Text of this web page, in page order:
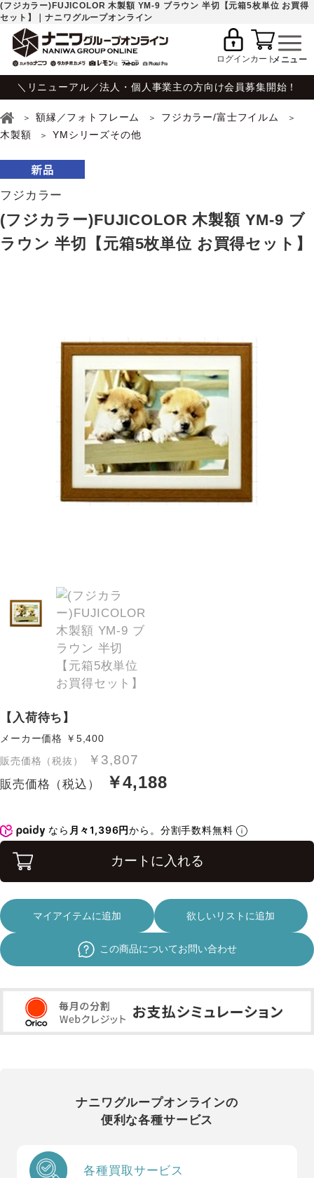
(フジカラー)FUJICOLOR 木製額 YM-9 ブラウン 半切【元箱5枚単位 お買得
セット】｜ナニワグループオンライン
ログインカート
＼リニューアル／法人・個人事業主の方向け会員募集開始！
額縁／フォトフレーム
フジカラー/富士フイルム
木製額
YMシリーズその他
フジカラー
(フジカラー)FUJICOLOR 木製額 YM-9 ブ
ラウン 半切【元箱5枚単位 お買得セット】
【入荷待ち】
メーカー価格 ￥5,400
販売価格（税抜）
￥3,807
販売価格（税込） ￥4,188
なら 月々1,396円から。分割手数料無料
カートに入れる
マイアイテムに追加 欲しいリストに追加
この商品についてお問い合わせ
ナニワグループオンラインの
便利な各種サービス
各種買取サービス